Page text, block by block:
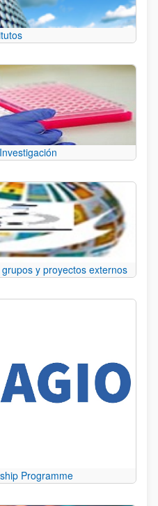
y proyectos externos
Programme